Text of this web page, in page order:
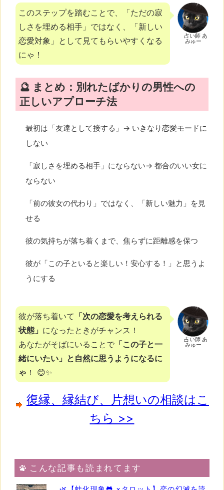
占い師 あ
みゅー
このステップを踏むことで、「ただの寂
しさを埋める相手」ではなく、「新しい
恋愛対象」として見てもらいやすくなる
にゃ！
🔮 まとめ：別れたばかりの男性への
正しいアプローチ法
最初は「友達として接する」→ いきなり恋愛モードに
しない
「寂しさを埋める相手」にならない→ 都合のいい女に
ならない
「前の彼女の代わり」ではなく、「新しい魅力」を見
せる
彼の気持ちが落ち着くまで、焦らずに距離感を保つ
彼が「この子といると楽しい！安心する！」と思うよ
うにする
占い師 あ
みゅー
彼が落ち着いて 「次の恋愛を考えられる
状態」 になったときがチャンス！
あなたがそばにいることで「この子と一
緒にいたい」と自然に思うようになるに
ゃ ！ 😊✨
復縁、縁結び、片想いの相談はこ
ちら >>
こんな記事も読まれてます